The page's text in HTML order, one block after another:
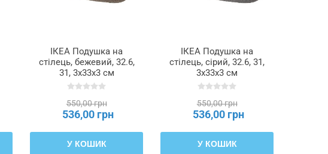
ІКЕА Подушка на
стілець, бежевий, 32.6,
31, 3x33x3 см
ÄLVGRÄSMAL,
550,00 грн
536,00 грн
У КОШИК
ІКЕА Подушка на
стілець, сірий, 32.6, 31,
3x33x3 см
ÄLVGRÄSMAL,
550,00 грн
536,00 грн
У КОШИК